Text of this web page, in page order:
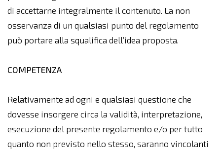
di accettarne integralmente il contenuto. La non
osservanza di un qualsiasi punto del regolamento
può portare alla squalifica dell’idea proposta.
COMPETENZA
Relativamente ad ogni e qualsiasi questione che
dovesse insorgere circa la validità, interpretazione,
esecuzione del presente regolamento e/o per tutto
quanto non previsto nello stesso, saranno vincolanti